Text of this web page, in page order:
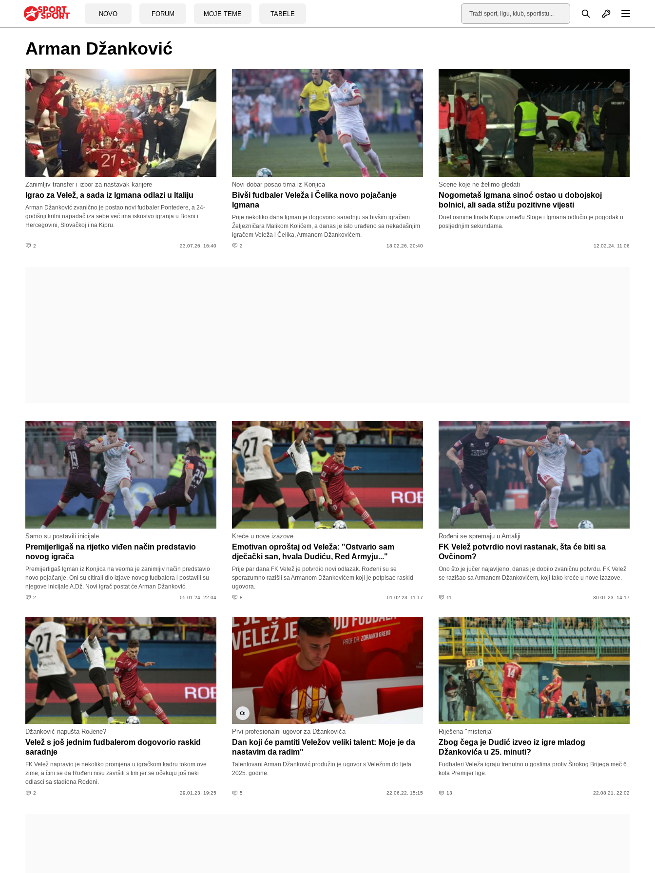
NOVO FORUM MOJE TEME TABELE
Pretraga Otvori profil
Arman Džanković
Zanimljiv transfer i izbor za nastavak karijere
Igrao za Velež, a sada iz Igmana odlazi u Italiju
Arman Džanković zvanično je postao novi fudbaler Pontedere, a 24-
godišnji krilni napadač iza sebe već ima iskustvo igranja u Bosni i
Hercegovini, Slovačkoj i na Kipru.
2 23.07.26. 16:40
Novi dobar posao tima iz Konjica
Bivši fudbaler Veleža i Čelika novo pojačanje
Igmana
Prije nekoliko dana Igman je dogovorio saradnju sa bivšim igračem
Željezničara Malikom Kolićem, a danas je isto urađeno sa nekadašnjim
igračem Veleža i Čelika, Armanom Džankovićem.
2 18.02.26. 20:40
Scene koje ne želimo gledati
Nogometaš Igmana sinoć ostao u dobojskoj
bolnici, ali sada stižu pozitivne vijesti
Duel osmine finala Kupa između Sloge i Igmana odlučio je pogodak u
posljednjim sekundama.
12.02.24. 11:06
Samo su postavili inicijale
Premijerligaš na rijetko viđen način predstavio
novog igrača
Premijerligaš Igman iz Konjica na veoma je zanimljiv način predstavio
novo pojačanje. Oni su citirali dio izjave novog fudbalera i postavili su
njegove inicijale A.Dž. Novi igrač postat će Arman Džanković.
2 05.01.24. 22:04
Kreće u nove izazove
Emotivan oproštaj od Veleža: "Ostvario sam
dječački san, hvala Dudiću, Red Armyju..."
Prije par dana FK Velež je potvrdio novi odlazak. Rođeni su se
sporazumno razišli sa Armanom Džankovićem koji je potpisao raskid
ugovora.
8 01.02.23. 11:17
Rođeni se spremaju u Antaliji
FK Velež potvrdio novi rastanak, šta će biti sa
Ovčinom?
Ono što je jučer najavljeno, danas je dobilo zvaničnu potvrdu. FK Velež
se razišao sa Armanom Džankovićem, koji tako kreće u nove izazove.
11 30.01.23. 14:17
Džanković napušta Rođene?
Velež s još jednim fudbalerom dogovorio raskid
saradnje
FK Velež napravio je nekoliko promjena u igračkom kadru tokom ove
zime, a čini se da Rođeni nisu završili s tim jer se očekuju još neki
odlasci sa stadiona Rođeni.
2 29.01.23. 19:25
Prvi profesionalni ugovor za Džankovića
Dan koji će pamtiti Veležov veliki talent: Moje je da
nastavim da radim"
Talentovani Arman Džanković produžio je ugovor s Veležom do ljeta
2025. godine.
5 22.06.22. 15:15
Riješena "misterija"
Zbog čega je Dudić izveo iz igre mladog
Džankovića u 25. minuti?
Fudbaleri Veleža igraju trenutno u gostima protiv Širokog Brijega meč 6.
kola Premijer lige.
13 22.08.21. 22:02